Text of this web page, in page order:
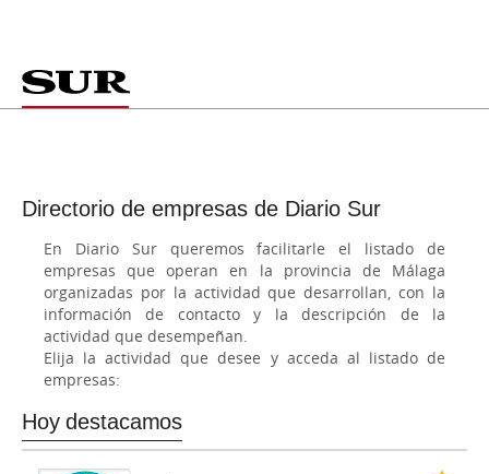
Directorio de empresas de Diario Sur
En Diario Sur queremos facilitarle el listado de
empresas que operan en la provincia de Málaga
organizadas por la actividad que desarrollan, con la
información de contacto y la descripción de la
actividad que desempeñan.
Elija la actividad que desee y acceda al listado de
empresas:
Hoy destacamos